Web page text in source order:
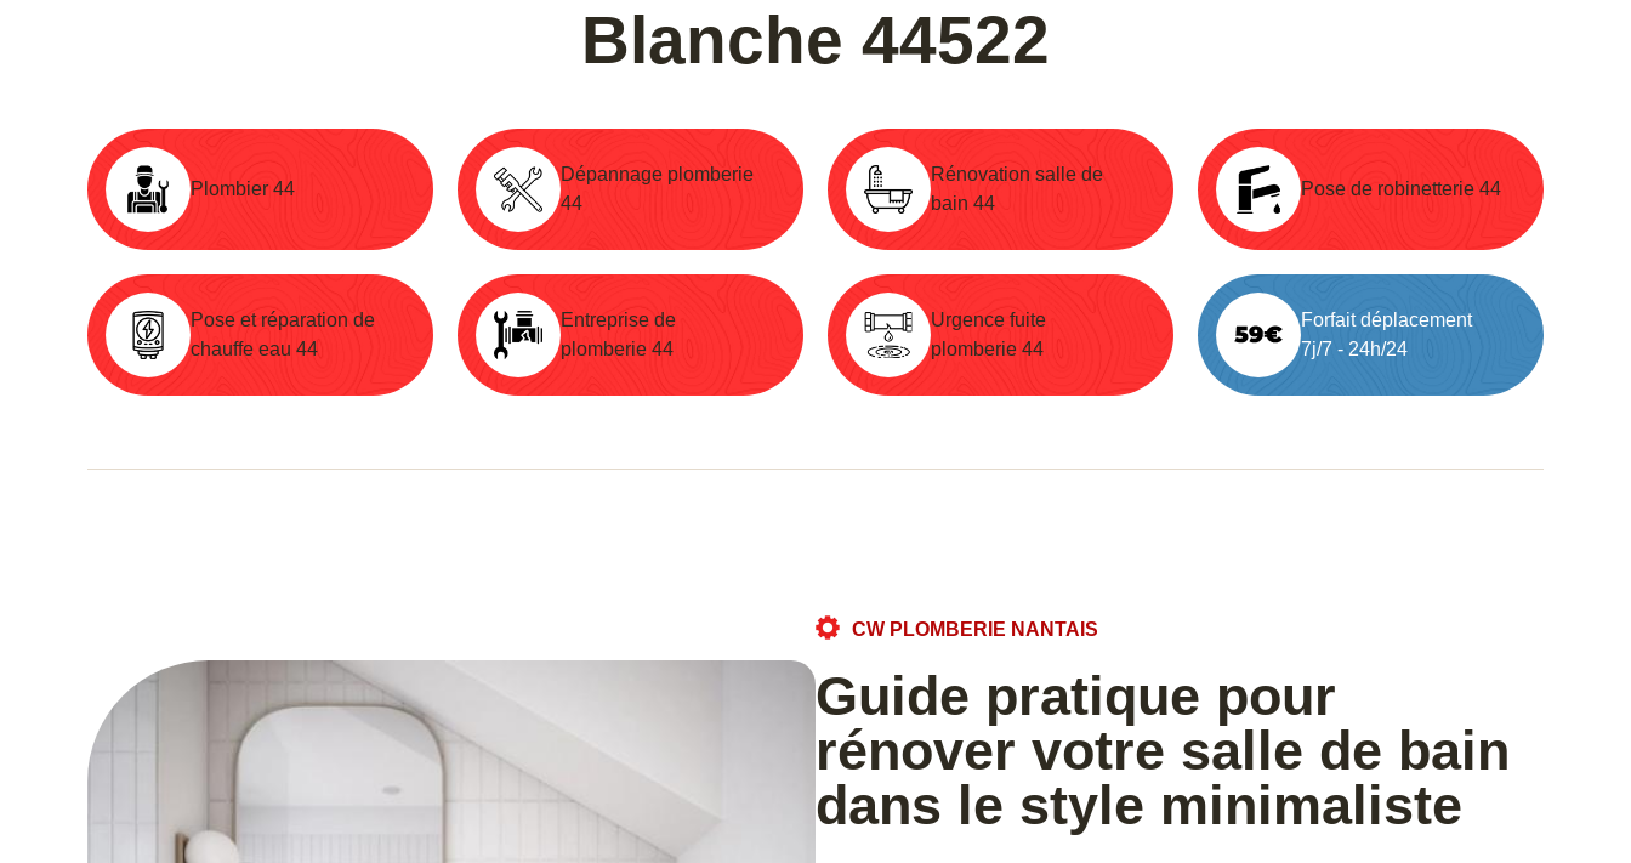
Blanche 44522
Plombier 44
Dépannage plomberie
44
Rénovation salle de
bain 44
Pose de robinetterie 44
Pose et réparation de
chauffe eau 44
Entreprise de
plomberie 44
Urgence fuite
plomberie 44
Forfait déplacement
7j/7 - 24h/24
CW PLOMBERIE NANTAIS
Guide pratique pour
rénover votre salle de bain
dans le style minimaliste